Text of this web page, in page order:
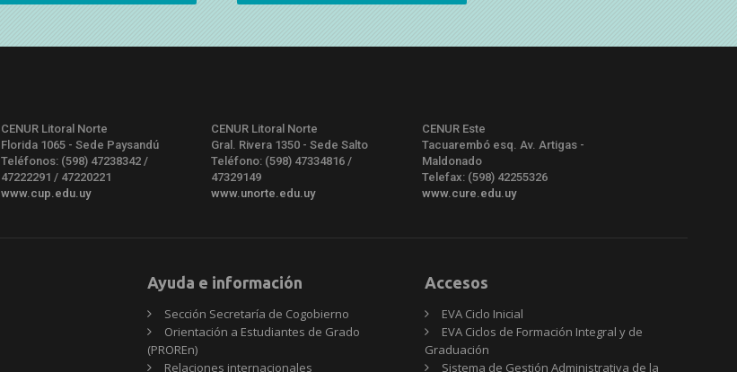
CENUR Litoral Norte
Florida 1065 - Sede Paysandú
Teléfonos: (598) 47238342 /
47222291 / 47220221
www.cup.edu.uy
CENUR Litoral Norte
Gral. Rivera 1350 - Sede Salto
Teléfono: (598) 47334816 /
47329149
www.unorte.edu.uy
CENUR Este
Tacuarembó esq. Av. Artigas -
Maldonado
Telefax: (598) 42255326
www.cure.edu.uy
Ayuda e información
Sección Secretaría de Cogobierno
Orientación a Estudiantes de Grado
(PROREn)
Relaciones internacionales
Accesos
EVA Ciclo Inicial
EVA Ciclos de Formación Integral y de
Graduación
Sistema de Gestión Administrativa de la